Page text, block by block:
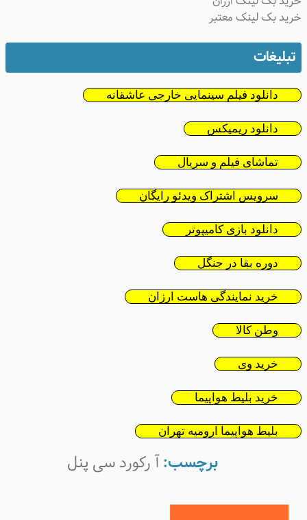
بک لینک معتبر
تبلیغات
دانلود فیلم سینمایی خارجی عاشقانه
دانلود ریمیکس
تماشای فیلم و سریال
سرویس اشتراک ویدئو رایگان
دانلود بازی کامیپوتر
دوره بقا در جنگل
خرید نمایندگی هاست ارزان
وطن کالا
خرید وی
خرید بلیط هواپیما
بلیط هواپیما ارومیه تهران
برچسب:آ رکورد سی پنل